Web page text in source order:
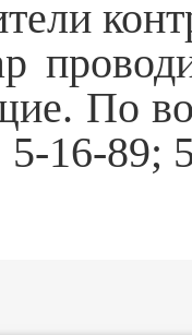
По
16-89;